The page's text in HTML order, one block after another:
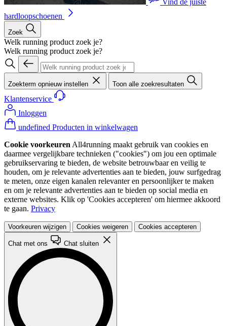
Vind de juiste
hardloopschoenen
Zoek
Welk running product zoek je?
Welk running product zoek je?
Zoekterm opnieuw instellen Toon alle zoekresultaten
Klantenservice
Inloggen
undefined Producten in winkelwagen
Cookie voorkeuren All4running maakt gebruik van cookies en
daarmee vergelijkbare technieken ("cookies") om jou een optimale
gebruikservaring te bieden, de website betrouwbaar en veilig te
houden, om je relevante advertenties aan te bieden, jouw surfgedrag
te meten, onze eigen kanalen relevanter en persoonlijker te maken
en om je relevante advertenties aan te bieden op social media en
externe websites. Klik op 'Cookies accepteren' om hiermee akkoord
te gaan. Privacy
Voorkeuren wijzigen Cookies weigeren Cookies accepteren
Chat met ons Chat sluiten